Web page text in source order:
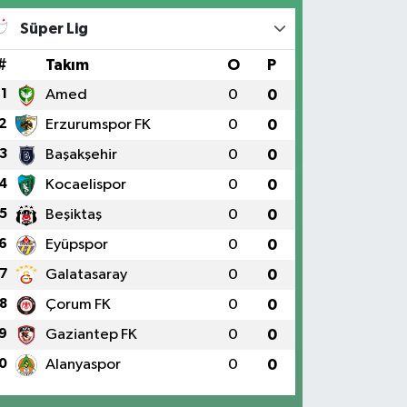
Süper Lig
Takım O P
1 Amed 0 0
Erzurumspor FK 0 0
3 Başakşehir 0 0
Kocaelispor 0 0
5 Beşiktaş 0 0
Eyüpspor 0 0
7 Galatasaray 0 0
8 Çorum FK 0 0
Gaziantep FK 0 0
Alanyaspor 0 0